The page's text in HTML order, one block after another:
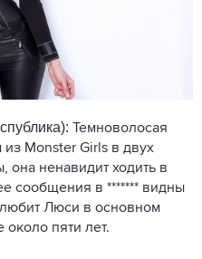
Темноволосая
Monster Girls в двух
она ненавидит ходить в
сообщения в ******* видны
любит Люси в основном
около пяти лет.